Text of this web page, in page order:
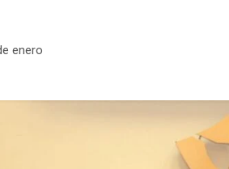
enero